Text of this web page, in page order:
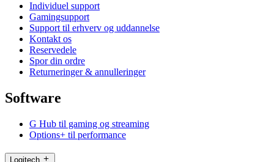
Individuel support
Gamingsupport
Support til erhverv og uddannelse
Kontakt os
Reservedele
Spor din ordre
Returneringer & annulleringer
Software
G Hub til gaming og streaming
Options+ til performance
Logitech